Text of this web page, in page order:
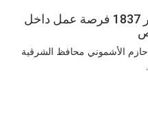
محافظ الشرقية:يعلن عن توفير 1837 فرصة عمل داخل
الأشموني محافظ الشرقية